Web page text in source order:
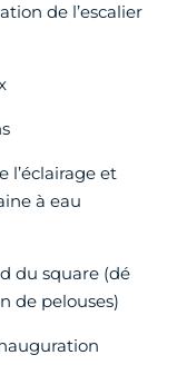
de l’escalier
l’éclairage et
à eau
du square (dé
de pelouses)